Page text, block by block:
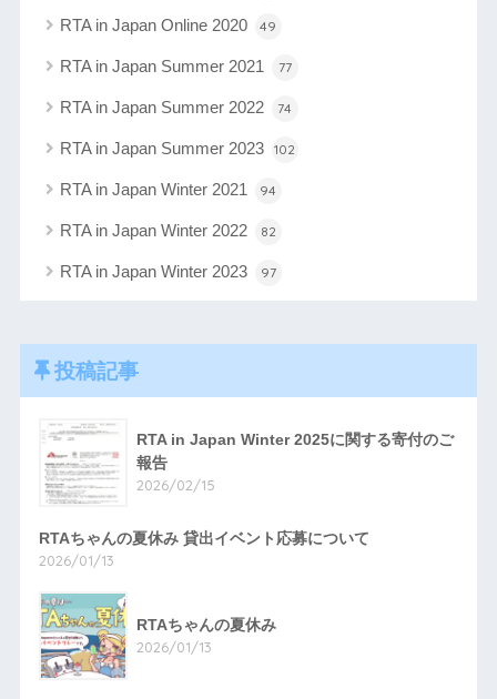
RTA in Japan Online 2020 49
RTA in Japan Summer 2021 77
RTA in Japan Summer 2022 74
RTA in Japan Summer 2023 102
RTA in Japan Winter 2021 94
RTA in Japan Winter 2022 82
RTA in Japan Winter 2023 97
投稿記事
RTA in Japan Winter 2025に関する寄付のご
報告
2026/02/15
RTAちゃんの夏休み 貸出イベント応募について
2026/01/13
RTAちゃんの夏休み
2026/01/13